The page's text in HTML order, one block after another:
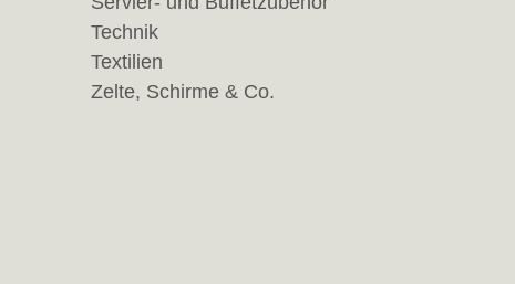
Technik
Textilien
Zelte, Schirme & Co.